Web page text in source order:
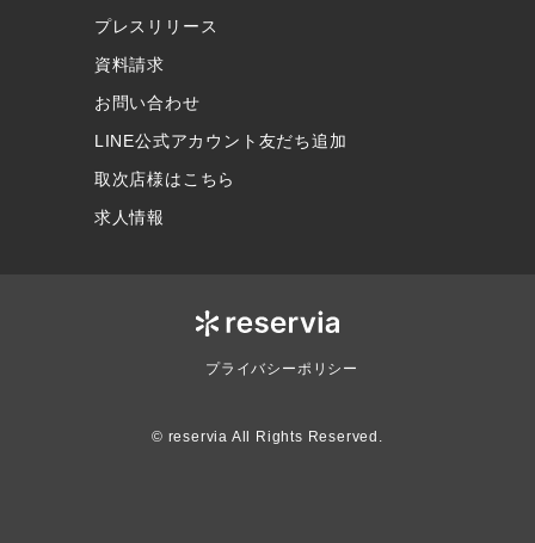
プレスリリース
資料請求
お問い合わせ
LINE公式アカウント友だち追加
取次店様はこちら
求人情報
プライバシーポリシー
© reservia All Rights Reserved.